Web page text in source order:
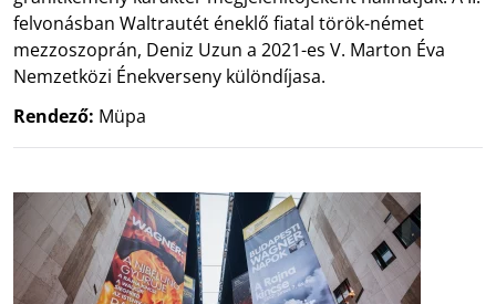
felvonásban Waltrautét éneklő fiatal török-német
mezzoszoprán, Deniz Uzun a 2021-es V. Marton Éva
Nemzetközi Énekverseny különdíjasa.
Rendező: Müpa